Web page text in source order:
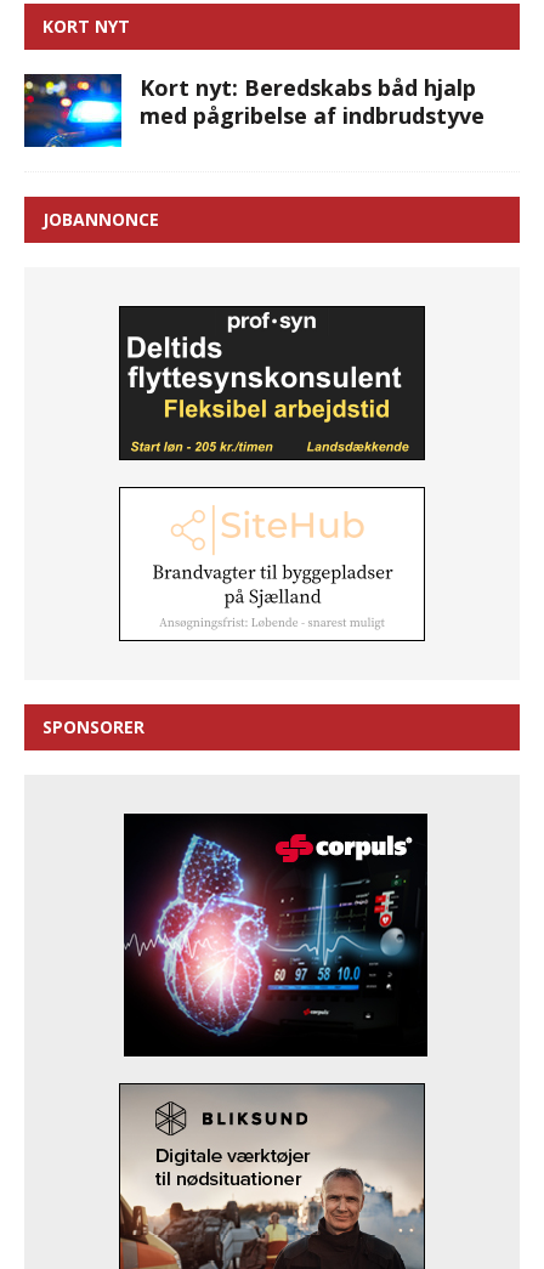
KORT NYT
Kort nyt: Beredskabs båd hjalp
med pågribelse af indbrudstyve
JOBANNONCE
SPONSORER